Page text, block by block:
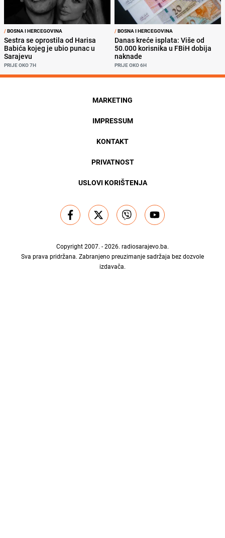
/BOSNA I HERCEGOVINA
Sestra se oprostila od Harisa
Babića kojeg je ubio punac u
Sarajevu
PRIJE OKO 7H
/BOSNA I HERCEGOVINA
Danas kreće isplata: Više od
50.000 korisnika u FBiH dobija
naknade
PRIJE OKO 6H
MARKETING
IMPRESSUM
KONTAKT
PRIVATNOST
USLOVI KORIŠTENJA
Copyright 2007. - 2026. radiosarajevo.ba.
Sva prava pridržana. Zabranjeno preuzimanje sadržaja bez dozvole
izdavača.